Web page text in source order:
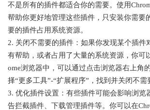
不是所有的插件都适合你的需要。使用
帮助你更好地管理这些插件，只安装你需要
要的插件占用系统资源。
2. 关闭不需要的插件：如果你发现某个插件
有帮助，或者占用了大量的系统资源，你可
ome浏览器中，可以通过点击浏览器右上角
择“更多工具”-“扩展程序”，找到并关闭不需
3. 优化插件设置：有些插件可能会影响浏览
告拦截插件、下载管理插件等。你可以在